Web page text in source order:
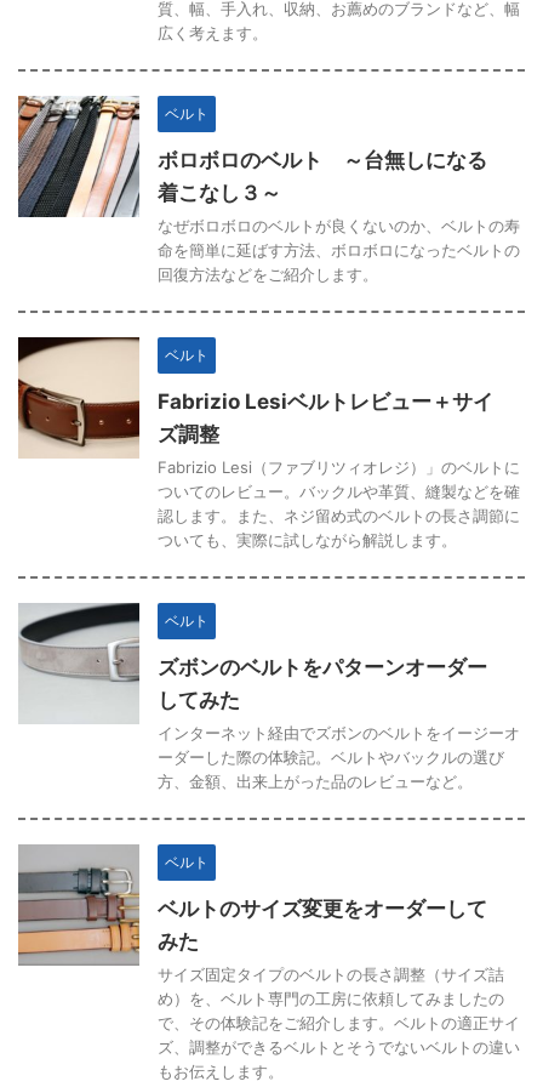
質、幅、手入れ、収納、お薦めのブランドなど、幅
広く考えます。
ベルト
ボロボロのベルト ～台無しになる
着こなし３～
なぜボロボロのベルトが良くないのか、ベルトの寿
命を簡単に延ばす方法、ボロボロになったベルトの
回復方法などをご紹介します。
ベルト
Fabrizio Lesiベルトレビュー＋サイ
ズ調整
Fabrizio Lesi（ファブリツィオレジ）」のベルトに
ついてのレビュー。バックルや革質、縫製などを確
認します。また、ネジ留め式のベルトの長さ調節に
ついても、実際に試しながら解説します。
ベルト
ズボンのベルトをパターンオーダー
してみた
インターネット経由でズボンのベルトをイージーオ
ーダーした際の体験記。ベルトやバックルの選び
方、金額、出来上がった品のレビューなど。
ベルト
ベルトのサイズ変更をオーダーして
みた
サイズ固定タイプのベルトの長さ調整（サイズ詰
め）を、ベルト専門の工房に依頼してみましたの
で、その体験記をご紹介します。ベルトの適正サイ
ズ、調整ができるベルトとそうでないベルトの違い
もお伝えします。